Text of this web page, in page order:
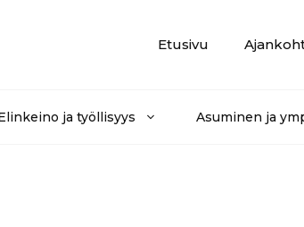
Etusivu
ja työllisyys Asuminen ja